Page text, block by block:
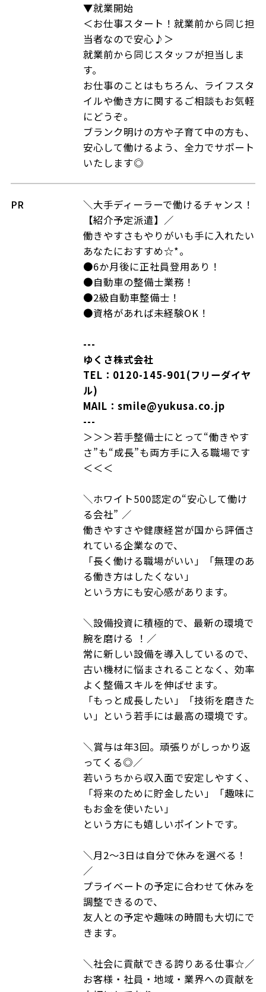
▼就業開始
＜お仕事スタート！就業前から同じ担
当者なので安心♪＞
就業前から同じスタッフが担当しま
す。
お仕事のことはもちろん、ライフスタ
イルや働き方に関するご相談もお気軽
にどうぞ。
ブランク明けの方や子育て中の方も、
安心して働けるよう、全力でサポート
いたします◎
PR
＼大手ディーラーで働けるチャンス！
【紹介予定派遣】／
働きやすさもやりがいも手に入れたい
あなたにおすすめ☆*。
●6か月後に正社員登用あり！
●自動車の整備士業務！
●2級自動車整備士！
●資格があれば未経験OK！
---
ゆくさ株式会社
TEL：0120-145-901(フリーダイヤ
ル)
MAIL：smile@yukusa.co.jp
---
＞＞＞若手整備士にとって“働きやす
さ”も“成長”も両方手に入る職場です
＜＜＜
＼ホワイト500認定の“安心して働け
る会社” ／
働きやすさや健康経営が国から評価さ
れている企業なので、
「長く働ける職場がいい」「無理のあ
る働き方はしたくない」
という方にも安心感があります。
＼設備投資に積極的で、最新の環境で
腕を磨ける ！／
常に新しい設備を導入しているので、
古い機材に悩まされることなく、効率
よく整備スキルを伸ばせます。
「もっと成長したい」「技術を磨きた
い」という若手には最高の環境です。
＼賞与は年3回。頑張りがしっかり返
ってくる◎／
若いうちから収入面で安定しやすく、
「将来のために貯金したい」「趣味に
もお金を使いたい」
という方にも嬉しいポイントです。
＼月2〜3日は自分で休みを選べる！
／
プライベートの予定に合わせて休みを
調整できるので、
友人との予定や趣味の時間も大切にで
きます。
＼社会に貢献できる誇りある仕事☆／
お客様・社員・地域・業界への貢献を